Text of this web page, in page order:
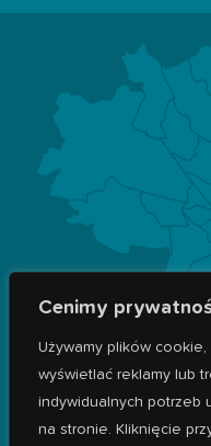
Cenimy
Używamy plików
wyświetlać reklamy lub
indywidualnych potrzeb
na stronie. Kliknięcie
ZAPRASZAMY
WROCŁAWIA!
Znajdujemy się przy ul.